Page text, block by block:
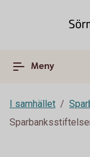
Meny
I samhället